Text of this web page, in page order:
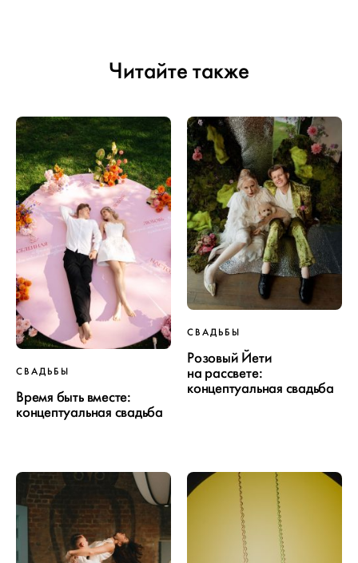
Читайте также
СВАДЬБЫ
Время быть вместе:
концептуальная свадьба
СВАДЬБЫ
Розовый Йети
на рассвете:
концептуальная свадьба